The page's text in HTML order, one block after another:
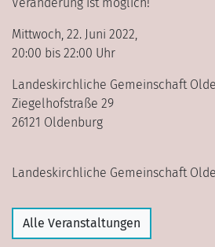
Veränderung ist möglich!
Mittwoch, 22. Juni 2022,
20:00 bis 22:00 Uhr
Landeskirchliche Gemeinschaft
Ziegelhofstraße 29
26121 Oldenburg
Landeskirchliche Gemeinschaft
Alle Veranstaltungen